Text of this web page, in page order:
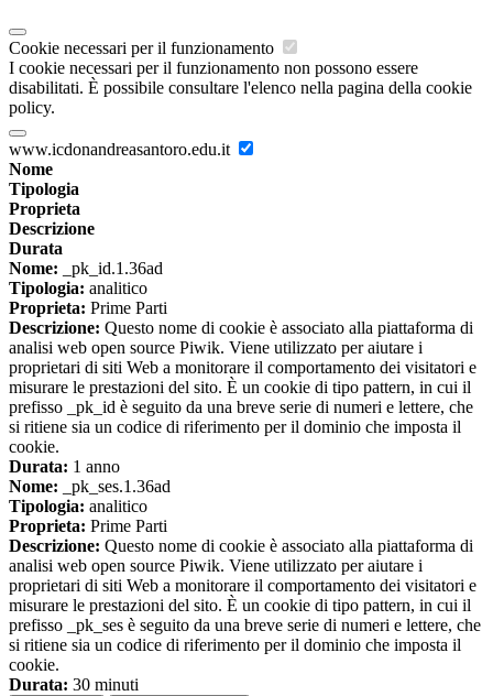
Cookie necessari per il funzionamento
I cookie necessari per il funzionamento non possono essere
disabilitati. È possibile consultare l'elenco nella pagina della cookie
policy.
www.icdonandreasantoro.edu.it
Nome
Tipologia
Proprieta
Descrizione
Durata
Nome: _pk_id.1.36ad
Tipologia: analitico
Proprieta: Prime Parti
Descrizione: Questo nome di cookie è associato alla piattaforma di
analisi web open source Piwik. Viene utilizzato per aiutare i
proprietari di siti Web a monitorare il comportamento dei visitatori e
misurare le prestazioni del sito. È un cookie di tipo pattern, in cui il
prefisso _pk_id è seguito da una breve serie di numeri e lettere, che
si ritiene sia un codice di riferimento per il dominio che imposta il
cookie.
Durata: 1 anno
Nome: _pk_ses.1.36ad
Tipologia: analitico
Proprieta: Prime Parti
Descrizione: Questo nome di cookie è associato alla piattaforma di
analisi web open source Piwik. Viene utilizzato per aiutare i
proprietari di siti Web a monitorare il comportamento dei visitatori e
misurare le prestazioni del sito. È un cookie di tipo pattern, in cui il
prefisso _pk_ses è seguito da una breve serie di numeri e lettere, che
si ritiene sia un codice di riferimento per il dominio che imposta il
cookie.
Durata: 30 minuti